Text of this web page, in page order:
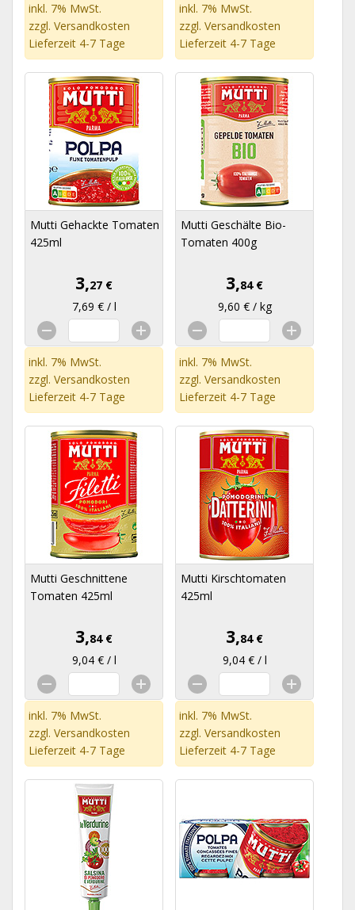
inkl. 7% MwSt.
zzgl. Versandkosten
Lieferzeit 4-7 Tage
inkl. 7% MwSt.
zzgl. Versandkosten
Lieferzeit 4-7 Tage
Mutti Gehackte Tomaten
425ml
3,27 €
7,69 € / l
inkl. 7% MwSt.
zzgl. Versandkosten
Lieferzeit 4-7 Tage
Mutti Geschälte Bio-
Tomaten 400g
3,84 €
9,60 € / kg
inkl. 7% MwSt.
zzgl. Versandkosten
Lieferzeit 4-7 Tage
Mutti Geschnittene
Tomaten 425ml
3,84 €
9,04 € / l
inkl. 7% MwSt.
zzgl. Versandkosten
Lieferzeit 4-7 Tage
Mutti Kirschtomaten
425ml
3,84 €
9,04 € / l
inkl. 7% MwSt.
zzgl. Versandkosten
Lieferzeit 4-7 Tage